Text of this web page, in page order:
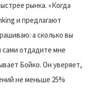
рынка. «Когда
и предлагают
а сколько вы
отдадите мне
Бойко. Он уверяет,
не меньше 25%